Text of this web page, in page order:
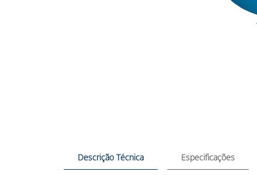
Descrição Técnica Especificações